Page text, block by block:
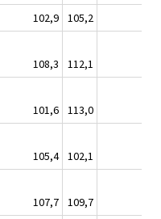
102,9
105,2
108,3
112,1
101,6
113,0
105,4
102,1
107,7
109,7